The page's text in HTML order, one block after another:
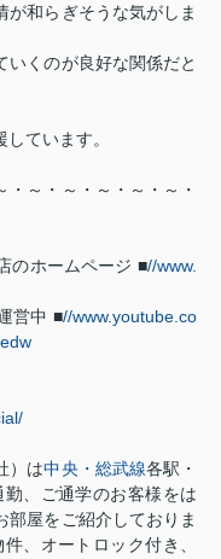
が和らぎそうな気がしま
いくのが良好な関係だと
ています。
・～・～・～・～・～・
のホームページ ■//www.
営中 ■//www.youtube.co
）は中央・総武線各駅・
、ご通学のお客様をは
部屋をご紹介しておりま
、オートロック付き、